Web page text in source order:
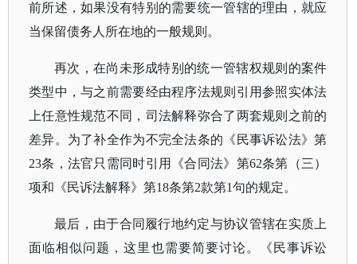
前所述，如果没有特别的需要统一管辖的理由，就应
当保留债务人所在地的一般规则。
再次，在尚未形成特别的统一管辖权规则的案件
类型中，与之前需要经由程序法规则引用参照实体法
上任意性规范不同，司法解释弥合了两套规则之前的
差异。为了补全作为不完全法条的《民事诉讼法》第
23条，法官只需同时引用《合同法》第62条第（三）
项和《民诉法解释》第18条第2款第1句的规定。
最后，由于合同履行地约定与协议管辖在实质上
面临相似问题，这里也需要简要讨论。《民事诉讼